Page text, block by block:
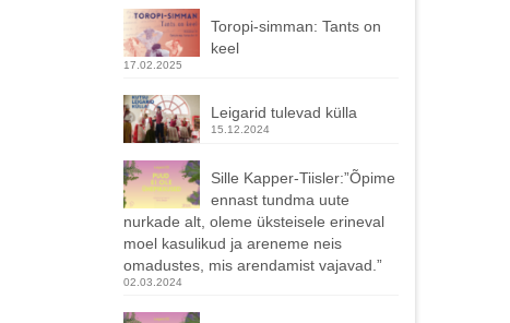
Toropi-simman: Tants on
keel
17.02.2025
Leigarid tulevad külla
15.12.2024
Sille Kapper-Tiisler:”Õpime
ennast tundma uute
nurkade alt, oleme üksteisele erineval
moel kasulikud ja areneme neis
omadustes, mis arendamist vajavad.”
02.03.2024